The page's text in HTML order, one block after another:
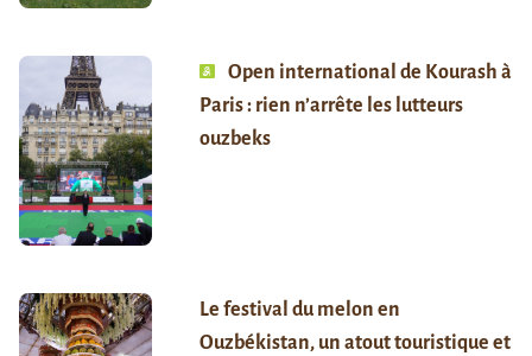
Open international de Kourash à
Paris : rien n’arrête les lutteurs
ouzbeks
Le festival du melon en
Ouzbékistan, un atout touristique et